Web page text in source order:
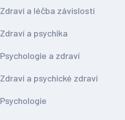
Zdraví a léčba závislostí
Zdraví a psychika
Psychologie a zdraví
Zdraví a psychické zdraví
Psychologie